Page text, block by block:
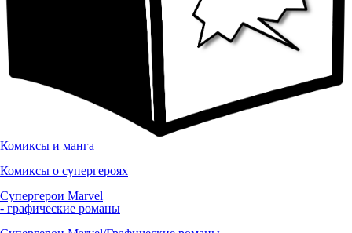
Комиксы и манга
Комиксы о супергероях
Супергерои Marvel
- графические романы